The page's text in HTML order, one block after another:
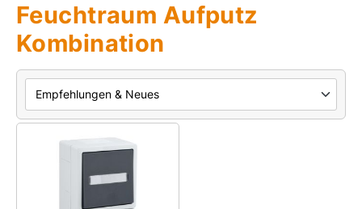
Feuchtraum Aufputz
Kombination